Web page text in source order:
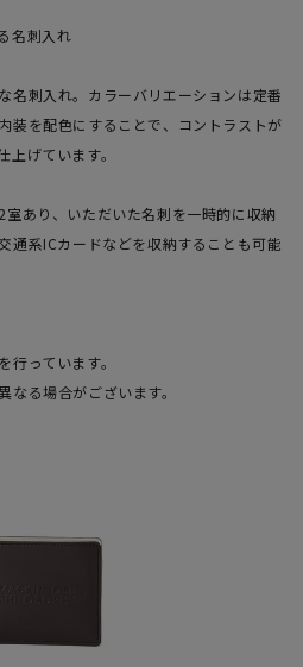
名刺入れ
名刺入れ。カラーバリエーションは定番
装を配色にすることで、コントラストが
げています。
あり、いただいた名刺を一時的に収納
通系ICカードなどを収納することも可能
っています。
なる場合がございます。